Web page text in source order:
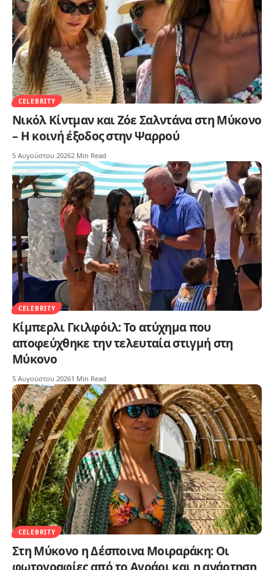
CELEBRITY
Νικόλ Κίντμαν και Ζόε Σαλντάνα στη Μύκονο
– Η κοινή έξοδος στην Ψαρρού
5 Αυγούστου 20262 Min Read
CELEBRITY
Κίμπερλι Γκιλφόιλ: Το ατύχημα που
αποφεύχθηκε την τελευταία στιγμή στη
Μύκονο
5 Αυγούστου 20261 Min Read
CELEBRITY
Στη Μύκονο η Δέσποινα Μοιραράκη: Οι